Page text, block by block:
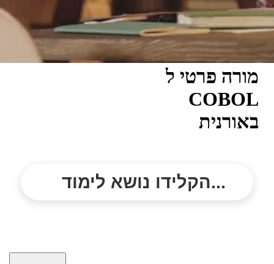
מורה פרטי ל
COBOL
באורנית
הקלידו נושא לימוד...